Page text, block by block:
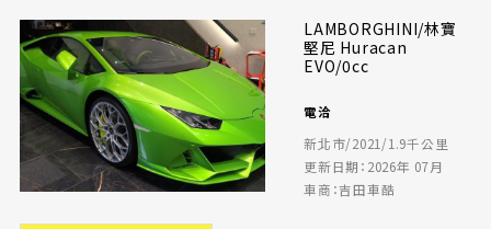
LAMBORGHINI/林寶
堅尼 Huracan
EVO/0cc
電洽
新北市/2021/1.9千公里
更新日期：2026年 07月
車商：吉田車酷